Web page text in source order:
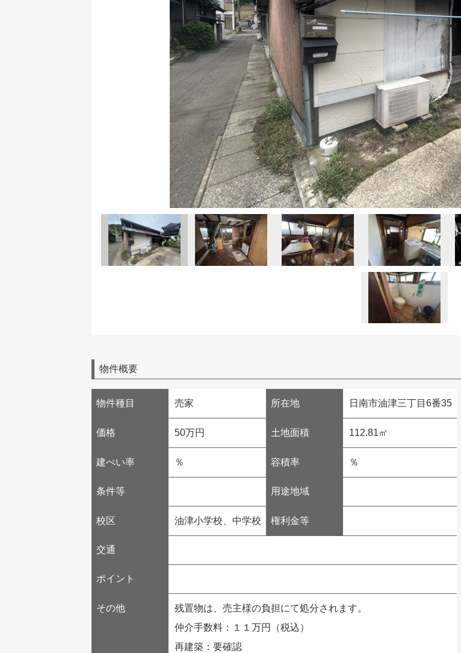
物件概要
物件種目 売家 所在地 日南市油津三丁目6番35
価格 50万円 土地面積 112.81㎡
建ぺい率 ％ 容積率 ％
条件等 用途地域
校区 油津小学校、中学校 権利金等
交通
ポイント
その他
残置物は、売主様の負担にて処分されます。
仲介手数料：１１万円（税込）
再建築：要確認